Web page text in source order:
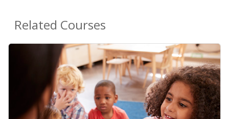
Related Courses